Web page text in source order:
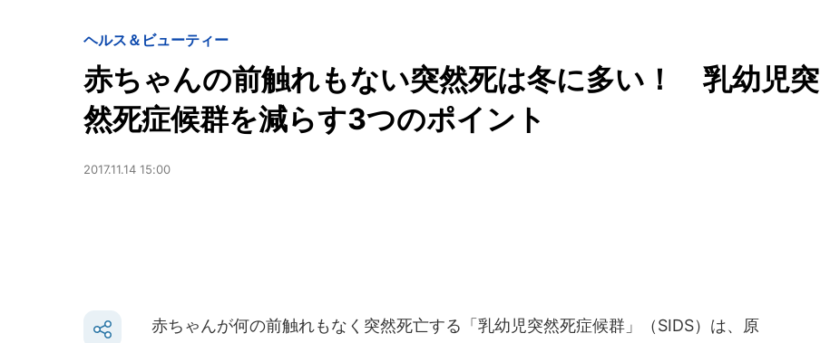
ヘルス＆ビューティー
赤ちゃんの前触れもない突然死は冬に多い！ 乳幼児突
然死症候群を減らす3つのポイント
2017.11.14 15:00
赤ちゃんが何の前触れもなく突然死亡する「乳幼児突然死症候群」（SIDS）は、原